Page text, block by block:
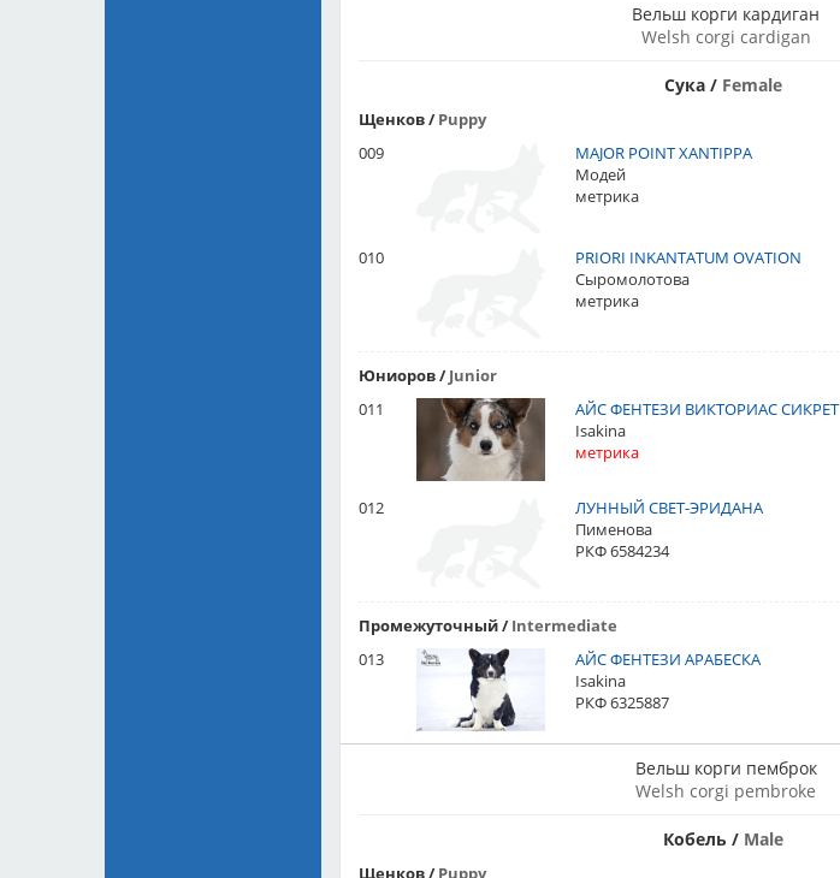
Вельш корги кардиган
Welsh corgi cardigan
Сука/ Female
Щенков/Puppy
009
MAJOR POINT XANTIPPA
Модей
метрика
010
PRIORI INKANTATUM OVATION
Сыромолотова
метрика
Юниоров/Junior
011
АЙС ФЕНТЕЗИ ВИКТОРИАС СИКРЕТ
Isakina
метрика
012
ЛУННЫЙ СВЕТ-ЭРИДАНА
Пименова
РКФ 6584234
Промежуточный/Intermediate
013
АЙС ФЕНТЕЗИ АРАБЕСКА
Isakina
РКФ 6325887
Вельш корги пемброк
Welsh corgi pembroke
Кобель / Male
Щенков/Puppy